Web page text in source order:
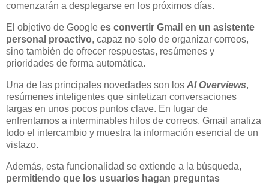
comenzarán a desplegarse en los próximos días.
El objetivo de Google es convertir Gmail en un asistente
personal proactivo, capaz no solo de organizar correos,
sino también de ofrecer respuestas, resúmenes y
prioridades de forma automática.
Una de las principales novedades son los AI Overviews,
resúmenes inteligentes que sintetizan conversaciones
largas en unos pocos puntos clave. En lugar de
enfrentarnos a interminables hilos de correos, Gmail analiza
todo el intercambio y muestra la información esencial de un
vistazo.
Además, esta funcionalidad se extiende a la búsqueda,
permitiendo que los usuarios hagan preguntas